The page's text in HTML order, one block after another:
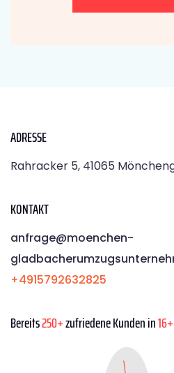
ADRESSE
Rahracker 5, 41065
KONTAKT
anfrage@moenchen­
+4915792632825
Bereits250+zufriedene Kunden in16+